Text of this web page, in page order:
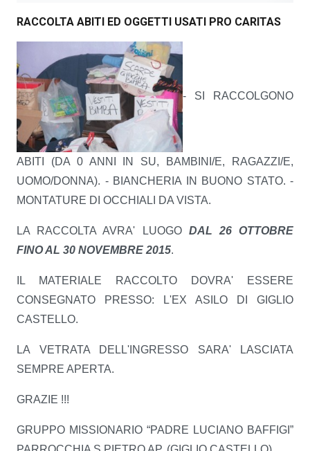
RACCOLTA ABITI ED OGGETTI USATI PRO CARITAS
- SI RACCOLGONO
ABITI (DA 0 ANNI IN SU, BAMBINI/E, RAGAZZI/E,
UOMO/DONNA). - BIANCHERIA IN BUONO STATO. -
MONTATURE DI OCCHIALI DA VISTA.
LA RACCOLTA AVRA' LUOGO DAL 26 OTTOBRE
FINO AL 30 NOVEMBRE 2015.
IL MATERIALE RACCOLTO DOVRA' ESSERE
CONSEGNATO PRESSO: L'EX ASILO DI GIGLIO
CASTELLO.
LA VETRATA DELL'INGRESSO SARA' LASCIATA
SEMPRE APERTA.
GRAZIE !!!
GRUPPO MISSIONARIO “PADRE LUCIANO BAFFIGI”